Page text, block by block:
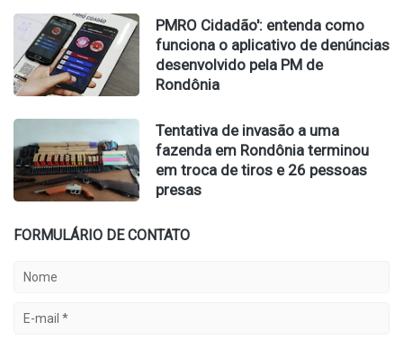
PMRO Cidadão': entenda como
funciona o aplicativo de denúncias
desenvolvido pela PM de
Rondônia
Tentativa de invasão a uma
fazenda em Rondônia terminou
em troca de tiros e 26 pessoas
presas
FORMULÁRIO DE CONTATO